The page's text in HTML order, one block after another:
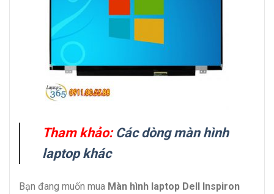
Tham khảo: Các dòng màn hình
laptop khác
Bạn đang muốn mua Màn hình laptop Dell Inspiron